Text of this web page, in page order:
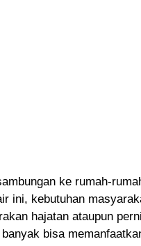
ke rumah-
ini, kebutuhan
hajatan ataupun
bisa